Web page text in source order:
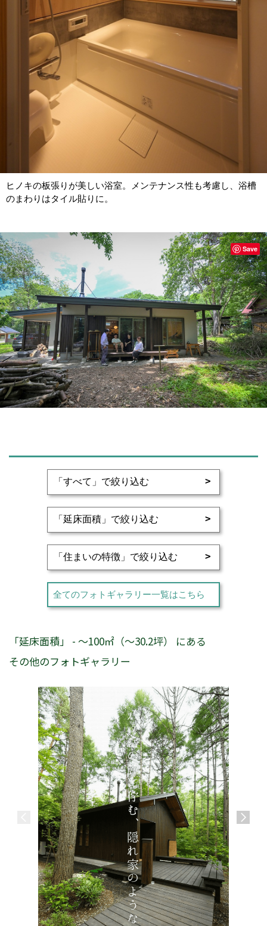
ヒノキの板張りが美しい浴室。メンテナンス性も考慮し、浴槽
のまわりはタイル貼りに。
Save
全てのフォトギャラリー一覧はこちら
「延床面積」 - ～100㎡（～30.2坪） にある
その他のフォトギャラリー